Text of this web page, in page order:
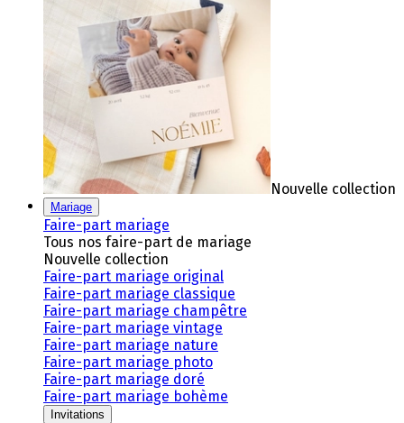
Nouvelle collection
Mariage
Faire-part mariage
Tous nos faire-part de mariage
Nouvelle collection
Faire-part mariage original
Faire-part mariage classique
Faire-part mariage champêtre
Faire-part mariage vintage
Faire-part mariage nature
Faire-part mariage photo
Faire-part mariage doré
Faire-part mariage bohème
Invitations